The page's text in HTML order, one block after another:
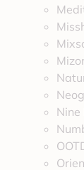
Nine
Orien